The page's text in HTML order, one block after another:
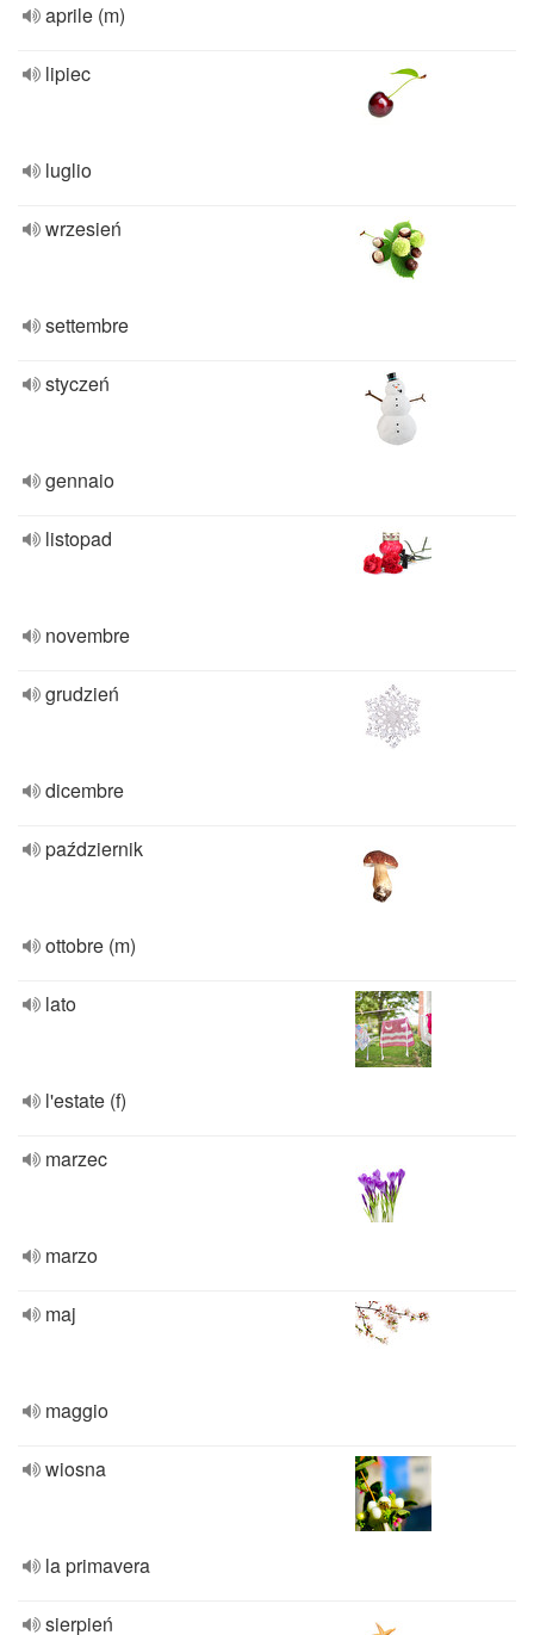
aprile (m)
lipiec
luglio
wrzesień
settembre
styczeń
gennaio
listopad
novembre
grudzień
dicembre
październik
ottobre (m)
lato
l'estate (f)
marzec
marzo
maj
maggio
wiosna
la primavera
sierpień